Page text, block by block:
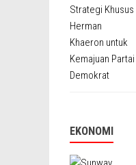
EKONOMI